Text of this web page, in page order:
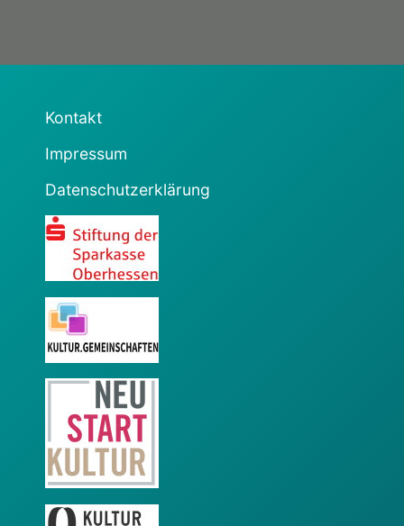
Kontakt
Impressum
Datenschutzerklärung